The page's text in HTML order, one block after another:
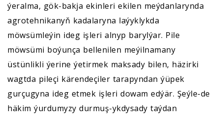
ýeralma, gök-bakja ekinleri ekilen meýdanlarynda
agrotehnikanyň kadalaryna laýyklykda
möwsümleýin ideg işleri alnyp barylýar. Pile
möwsümi boýunça bellenilen meýilnamany
üstünlikli ýerine ýetirmek maksady bilen, häzirki
wagtda pileçi kärendeçiler tarapyndan ýüpek
gurçugyna ideg etmek işleri dowam edýär. Şeýle-de
häkim ýurdumyzy durmuş-ykdysady taýdan